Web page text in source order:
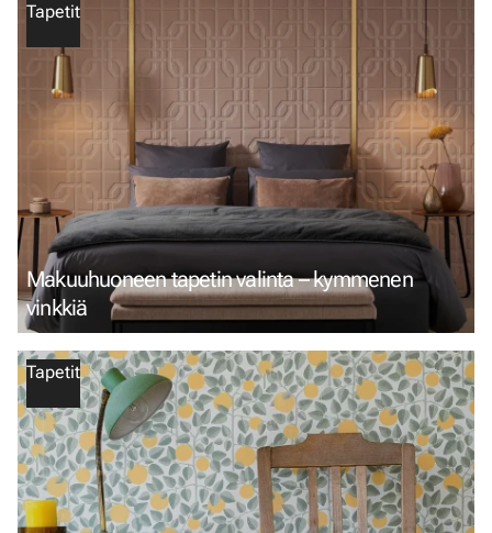
Tapetit
Makuuhuoneen tapetin valinta – kymmenen
vinkkiä
Tapetit